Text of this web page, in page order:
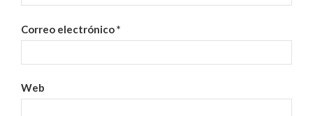
Correo electrónico*
Web